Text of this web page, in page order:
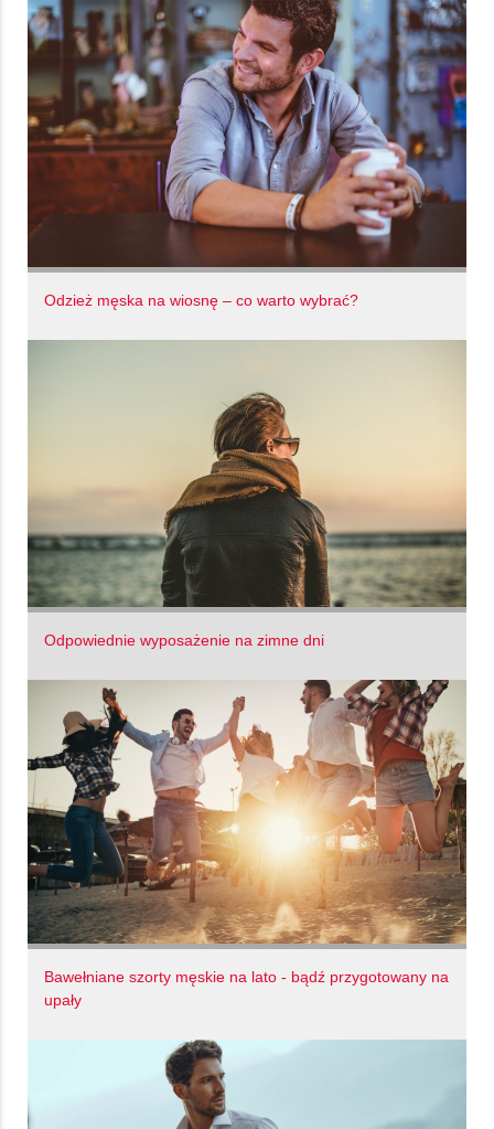
Odzież męska na wiosnę – co warto wybrać?
Odpowiednie wyposażenie na zimne dni
Bawełniane szorty męskie na lato - bądź przygotowany na
upały